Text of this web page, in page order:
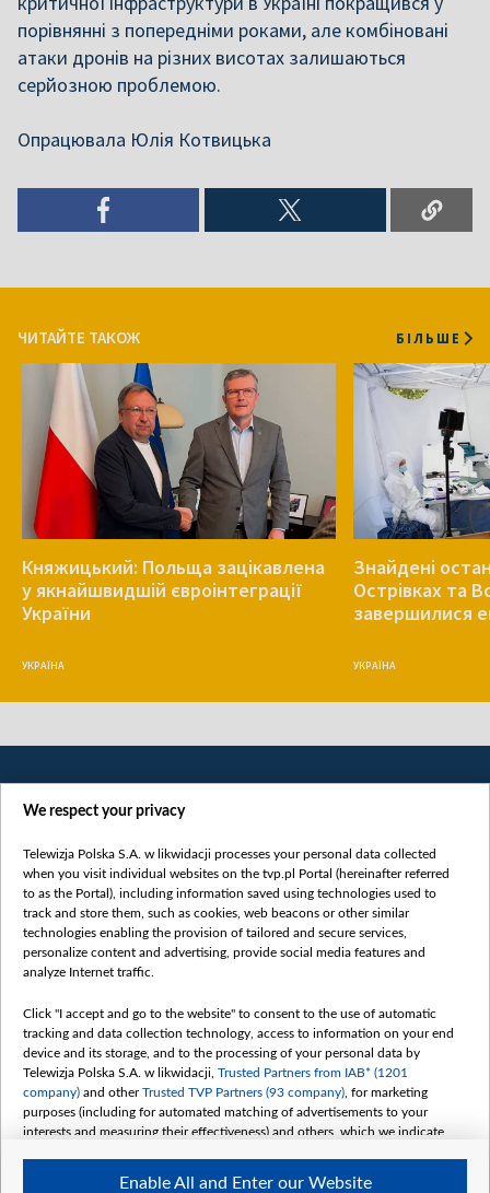
порівнянні з попередніми роками, але комбіновані
атаки дронів на різних висотах залишаються
серйозною проблемою.
Опрацювала Юлія Котвицька
ЧИТАЙТЕ ТАКОЖ БІЛЬШЕ
Княжицький: Польща зацікавлена
у якнайшвидшій євроінтеграції
України
УКРАЇНА
Знайдені
Острівках та
завершилися
УКРАЇНА
Категорії
Новини
Докладно
Погляд
Цікаво
Slawa.tv
Про нас
Контакти
We respect your privacy
Telewizja Polska S.A. w likwidacji processes your personal data collected
when you visit individual websites on the tvp.pl Portal (hereinafter referred
to as the Portal), including information saved using technologies used to
track and store them, such as cookies, web beacons or other similar
technologies enabling the provision of tailored and secure services,
personalize content and advertising, provide social media features and
analyze Internet traffic.
Click "I accept and go to the website" to consent to the use of automatic
tracking and data collection technology, access to information on your end
device and its storage, and to the processing of your personal data by
Telewizja Polska S.A. w likwidacji, Trusted Partners from IAB* (1201
company) and otherTrusted TVP Partners (93 company) , for marketing
purposes (including for automated matching of advertisements to your
interests and measuring their effectiveness) and others, which we indicate
Enable All and Enter our Website